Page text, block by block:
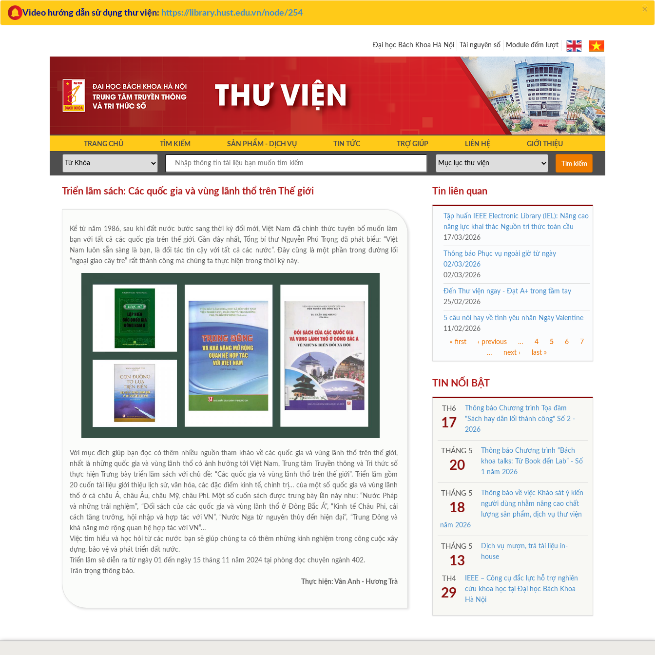
×
Video hướng dẫn sử dụng thư viện: https://library.hust.edu.vn/node/254
Module đếm lượt
Tài nguyên số
Đại học Bách Khoa Hà Nội
TRANG CHỦ TÌM KIẾM SẢN PHẨM - DỊCH VỤ TIN TỨC TRỢ GIÚP LIÊN HỆ GIỚI THIỆU
Triển lãm sách: Các quốc gia và vùng lãnh thổ trên Thế giới
Kể từ năm 1986, sau khi đất nước bước sang thời kỳ đổi mới, Việt Nam đã chính thức tuyên bố muốn làm
bạn với tất cả các quốc gia trên thế giới. Gần đây nhất, Tổng bí thư Nguyễn Phú Trọng đã phát biểu: “Việt
Nam luôn sẵn sàng là bạn, là đối tác tin cậy với tất cả các nước”. Đây cũng là một phần trong đường lối
“ngoại giao cây tre” rất thành công mà chúng ta thực hiện trong thời kỳ này.
Với mục đích giúp bạn đọc có thêm nhiều nguồn tham khảo về các quốc gia và vùng lãnh thổ trên thế giới,
nhất là những quốc gia và vùng lãnh thổ có ảnh hưởng tới Việt Nam, Trung tâm Truyền thông và Tri thức số
thực hiện Trưng bày triển lãm sách với chủ đề: “Các quốc gia và vùng lãnh thổ trên thế giới”. Triển lãm gồm
20 cuốn tài liệu giới thiệu lịch sử, văn hóa, các đặc điểm kinh tế, chính trị… của một số quốc gia và vùng lãnh
thổ ở cả châu Á, châu Âu, châu Mỹ, châu Phi. Một số cuốn sách được trưng bày lần này như: “Nước Pháp
và những trải nghiệm”, “Đối sách của các quốc gia và vùng lãnh thổ ở Đông Bắc Á”, “Kinh tế Châu Phi, cải
cách tăng trưởng, hội nhập và hợp tác với VN”, “Nước Nga từ nguyên thủy đến hiện đại”, “Trung Đông và
khả năng mở rộng quan hệ hợp tác với VN”…
Việc tìm hiểu và học hỏi từ các nước bạn sẽ giúp chúng ta có thêm những kinh nghiệm trong công cuộc xây
dựng, bảo vệ và phát triển đất nước.
Triển lãm sẽ diễn ra từ ngày 01 đến ngày 15 tháng 11 năm 2024 tại phòng đọc chuyên ngành 402.
Trân trọng thông báo.
Thực hiện: Vân Anh - Hương Trà
Tin liên quan
Tập huấn IEEE Electronic Library (IEL): Nâng cao
năng lực khai thác Nguồn tri thức toàn cầu
17/03/2026
Thông báo Phục vụ ngoài giờ từ ngày
02/03/2026
02/03/2026
Đến Thư viện ngay - Đạt A+ trong tầm tay
25/02/2026
5 câu nói hay về tình yêu nhân Ngày Valentine
11/02/2026
Trang« first ‹ previous … 4 5 6
7
…
next › last »
TIN NỔI BẬT
TH6
17
Thông báo Chương trình Tọa đàm
"Sách hay dẫn lối thành công" Số 2 -
2026
THÁNG 5
20
Thông báo Chương trình “Bách
khoa talks: Từ Book đến Lab” - Số
1 năm 2026
THÁNG 5
18
Thông báo về việc Khảo sát ý kiến
người dùng nhằm nâng cao chất
lượng sản phẩm, dịch vụ thư viện
năm 2026
THÁNG 5
13
Dịch vụ mượn, trả tài liệu in-
house
TH4
29
IEEE – Công cụ đắc lực hỗ trợ nghiên
cứu khoa học tại Đại học Bách Khoa
Hà Nội